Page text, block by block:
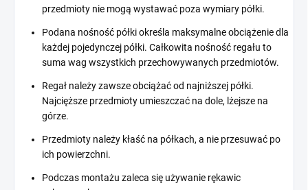
przedmioty nie mogą wystawać poza wymiary półki.
Podana nośność półki określa maksymalne obciążenie dla
każdej pojedynczej półki. Całkowita nośność regału to
suma wag wszystkich przechowywanych przedmiotów.
Regał należy zawsze obciążać od najniższej półki.
Najcięższe przedmioty umieszczać na dole, lżejsze na
górze.
Przedmioty należy kłaść na półkach, a nie przesuwać po
ich powierzchni.
Podczas montażu zaleca się używanie rękawic